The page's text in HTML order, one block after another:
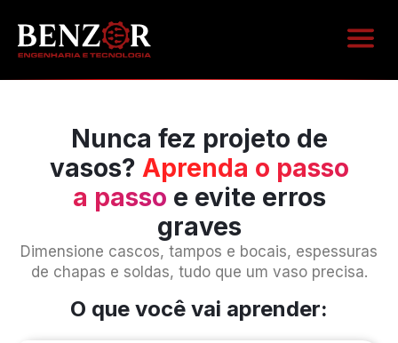
Nunca fez projeto de
vasos? Aprenda o passo
a passo e evite erros
graves
Dimensione cascos, tampos e bocais, espessuras
de chapas e soldas, tudo que um vaso precisa.
O que você vai aprender: